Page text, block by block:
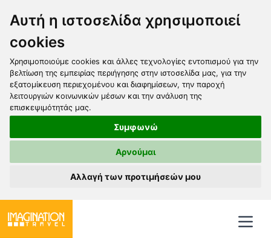
Αυτή η ιστοσελίδα χρησιμοποιεί
cookies
Χρησιμοποιούμε cookies και άλλες τεχνολογίες εντοπισμού για την
βελτίωση της εμπειρίας περιήγησης στην ιστοσελίδα μας, για την
εξατομίκευση περιεχομένου και διαφημίσεων, την παροχή
λειτουργιών κοινωνικών μέσων και την ανάλυση της
επισκεψιμότητάς μας.
Συμφωνώ
Αρνούμαι
Αλλαγή των προτιμήσεών μου